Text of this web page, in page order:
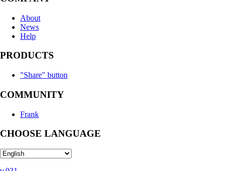
About
News
Help
PRODUCTS
"Share" button
COMMUNITY
Frank
CHOOSE LANGUAGE